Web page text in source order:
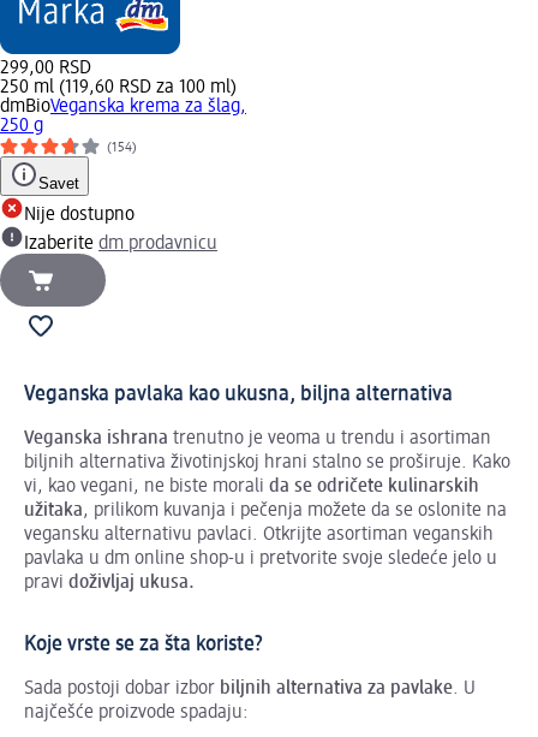
299,00 RSD
250 ml (119,60 RSD za 100 ml)
dmBioVeganska krema za šlag,
250 g
(154)
Savet
Nije dostupno
Izaberite dm prodavnicu
Veganska pavlaka kao ukusna, biljna alternativa
Veganska ishrana trenutno je veoma u trendu i asortiman
biljnih alternativa životinjskoj hrani stalno se proširuje. Kako
vi, kao vegani, ne biste morali da se odričete kulinarskih
užitaka, prilikom kuvanja i pečenja možete da se oslonite na
vegansku alternativu pavlaci. Otkrijte asortiman veganskih
pavlaka u dm online shop-u i pretvorite svoje sledeće jelo u
pravi doživljaj ukusa.
Koje vrste se za šta koriste?
Sada postoji dobar izbor biljnih alternativa za pavlake. U
najčešće proizvode spadaju: